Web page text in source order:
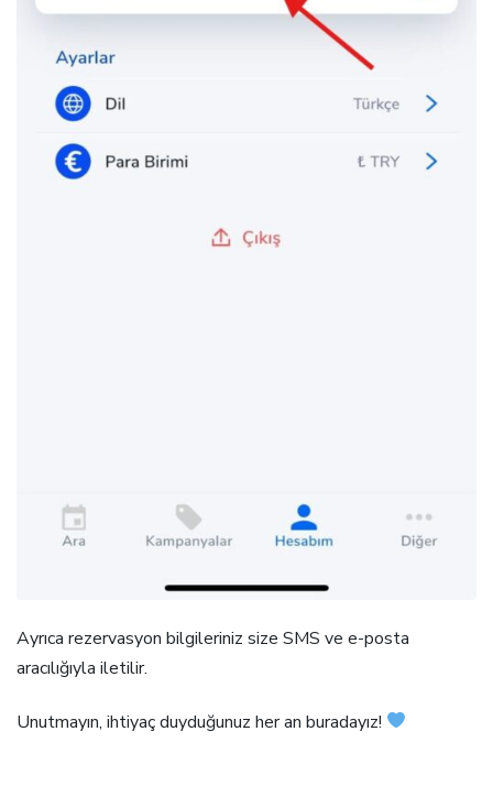
Ayrıca rezervasyon bilgileriniz size SMS ve e-posta
aracılığıyla iletilir.
Unutmayın, ihtiyaç duyduğunuz her an buradayız!